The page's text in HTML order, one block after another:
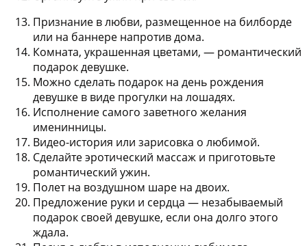
Признание в любви, размещенное на билборде
или на баннере напротив дома.
Комната, украшенная цветами, — романтический
подарок девушке.
Можно сделать подарок на день рождения
девушке в виде прогулки на лошадях.
Исполнение самого заветного желания
именинницы.
Видео-история или зарисовка о любимой.
Сделайте эротический массаж и приготовьте
романтический ужин.
Полет на воздушном шаре на двоих.
Предложение руки и сердца — незабываемый
подарок своей девушке, если она долго этого
ждала.